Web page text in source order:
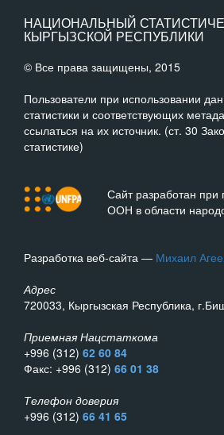
НАЦИОНАЛЬНЫЙ
КЫРГЫЗСКОЙ РЕСПУБЛИКИ
© Все права защищены, 2015
Пользователи при использовании
статистики и соответствующих
ссылаться на их источник. (ст. 30
статистике)
Сайт разработан
ООН в области
Разработка веб-сайта — Михаил
Адрес
720033, Кыргызская Республика,
Приемная Нацстаткома
+996 (312) 62 60 84
Факс: +996 (312) 66 01 38
Телефон доверия
+996 (312) 66 41 65